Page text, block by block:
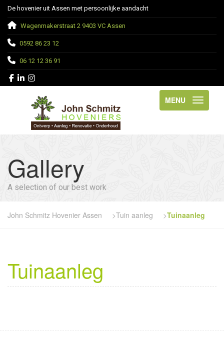
De hovenier uit Assen met persoonlijke aandacht
Wagenmakerstraat 2 9403 VC Assen
0592 86 23 12
06 12 12 36 91
MENU
Gallery
A selection of our best work
John Schmitz Hovenier Assen >Tuin aanleg >Tuinaanleg
Tuinaanleg